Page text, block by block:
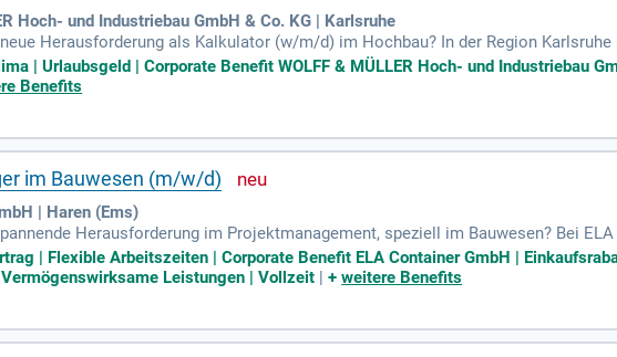
Hoch- und Industriebau GmbH & Co. KG | Karlsruhe
Herausforderung als Kalkulator (w/m/d) im Hochbau? In der Region
gefragt ist. Sie verantworten die Kalkulation schlüsselfertiger Bauprojekte in der
Prüfung von Ausschreibungsunterlagen, Risikobewertungen und das
oder Architektur ist Voraussetzung für Ihren Erfolg in dieser Position.
| Urlaubsgeld | Corporate Benefit WOLFF & MÜLLER Hoch- und Industriebau
Benefits
im Bauwesen (m/w/d)
| Haren (Ems)
Herausforderung im Projektmanagement, speziell im Bauwesen? Bei
budgetkonforme Umsetzung von herausfordernden Bauprojekten. Als zentrale
du für einen reibungslosen Informationsfluss. Mit deiner Kommunikationsstärke
effizient verläuft. Zudem führst du Risikoanalysen durch, um potenzielle
bei uns voranzutreiben? Wir freuen uns auf deine Bewerbung!
| Flexible Arbeitszeiten | Corporate Benefit ELA Container GmbH |
Leistungen | Vollzeit |+weitere Benefits